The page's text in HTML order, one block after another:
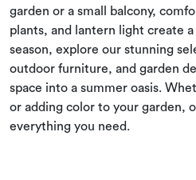
garden or a small balcony,
plants, and lantern light create
season, explore our stunning
outdoor furniture, and garden
space into a summer oasis.
or adding color to your garden,
everything you need.